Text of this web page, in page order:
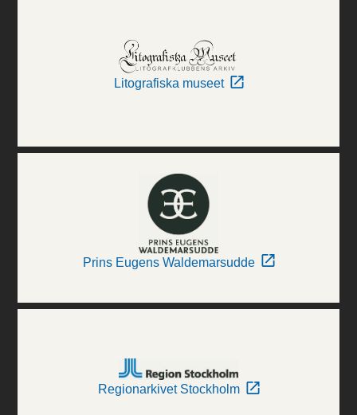
Litografiska museet
Prins Eugens Waldemarsudde
Regionarkivet Stockholm